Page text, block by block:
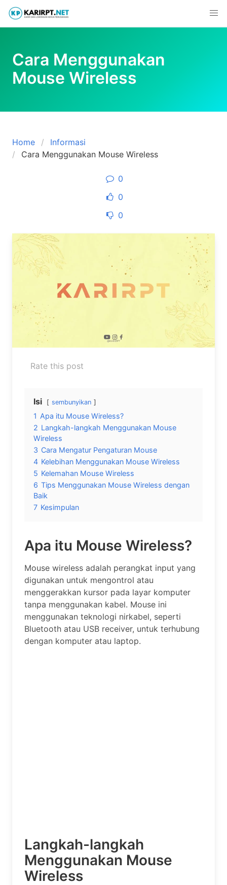
Skip
content
Cara Menggunakan
Mouse Wireless
Home
Informasi
Cara Menggunakan Mouse Wireless
0
0
0
Rate this post
Isi sembunyikan
1 Apa itu Mouse Wireless?
2 Langkah-langkah Menggunakan Mouse
Wireless
3 Cara Mengatur Pengaturan Mouse
4 Kelebihan Menggunakan Mouse Wireless
5 Kelemahan Mouse Wireless
6 Tips Menggunakan Mouse Wireless dengan
Baik
7 Kesimpulan
Apa itu Mouse Wireless?
Mouse wireless adalah perangkat input yang
digunakan untuk mengontrol atau
menggerakkan kursor pada layar komputer
tanpa menggunakan kabel. Mouse ini
menggunakan teknologi nirkabel, seperti
Bluetooth atau USB receiver, untuk terhubung
dengan komputer atau laptop.
Langkah-langkah
Menggunakan Mouse
Wireless